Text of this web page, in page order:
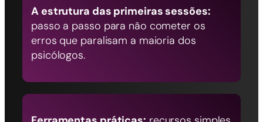
A estrutura das primeiras sessões:
passo a passo para não cometer os
erros que paralisam a maioria dos
psicólogos.